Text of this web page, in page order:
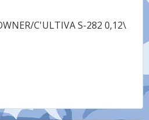
C'ULTIVA S-282 0,12\